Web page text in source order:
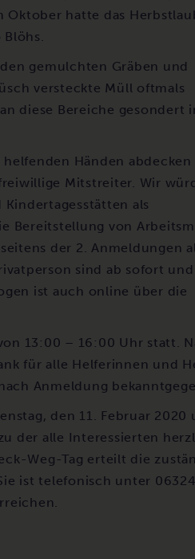
Oktober hatte das
gemulchten Gräben und
versteckte Müll oftmals
diese Bereiche gesondert
Händen abdecken
Mitstreiter. Wir
als
Bereitstellung von
der 2. Anmeldungen
sind ab sofort
ist auch online über die
13:00 – 16:00 Uhr statt.
für alle Helferinnen und
Anmeldung
den 11. Februar 2020
der alle Interessierten
Weg-Tag erteilt die
ist telefonisch unter